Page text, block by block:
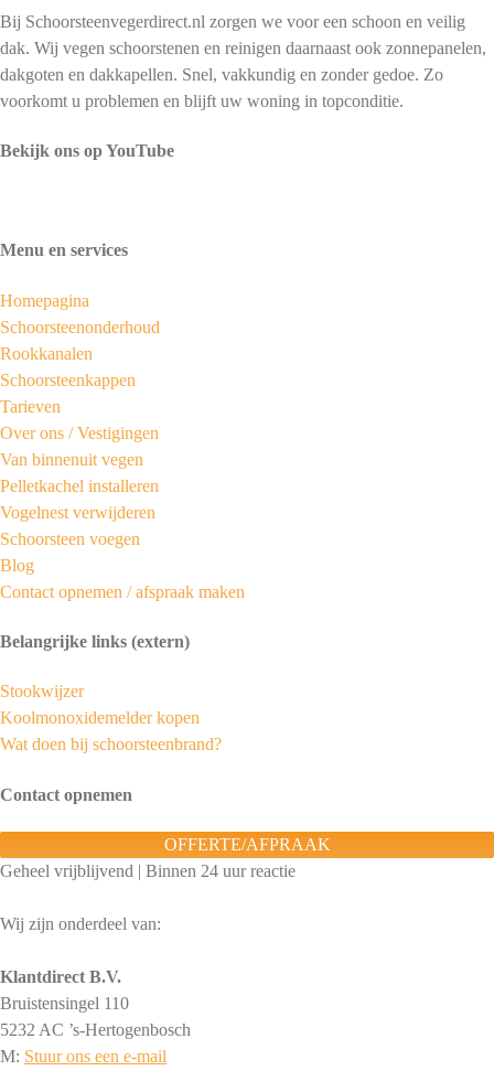
Bij Schoorsteenvegerdirect.nl zorgen we voor een schoon en veilig
dak. Wij vegen schoorstenen en reinigen daarnaast ook zonnepanelen,
dakgoten en dakkapellen. Snel, vakkundig en zonder gedoe. Zo
voorkomt u problemen en blijft uw woning in topconditie.
Bekijk ons op YouTube
Menu en services
Homepagina
Schoorsteenonderhoud
Rookkanalen
Schoorsteenkappen
Tarieven
Over ons /Vestigingen
Van binnenuit vegen
Pelletkachel installeren
Vogelnest verwijderen
Schoorsteen voegen
Blog
Contact opnemen / afspraak maken
Belangrijke links (extern)
Stookwijzer
Koolmonoxidemelder kopen
Wat doen bij schoorsteenbrand?
Contact opnemen
OFFERTE/AFPRAAK
Geheel vrijblijvend | Binnen 24 uur reactie
Wij zijn onderdeel van:
Klantdirect B.V.
Bruistensingel 110
5232 AC ’s-Hertogenbosch
M: Stuur ons een e-mail